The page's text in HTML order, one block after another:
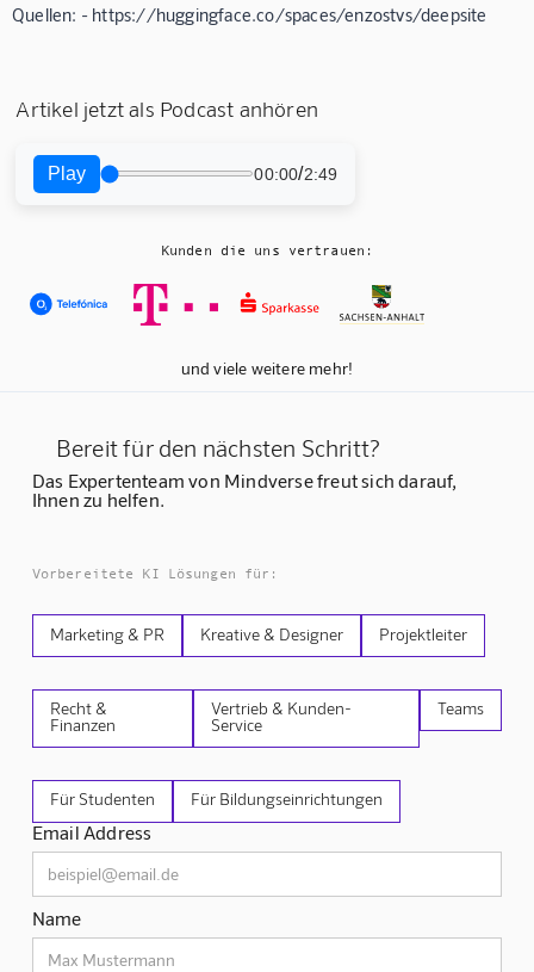
Quellen: - https://huggingface.co/spaces/enzostvs/deepsite
Artikel jetzt als Podcast anhören
Play 00:00/2:49
Kunden die uns vertrauen:
und viele weitere mehr!
Bereit für den nächsten Schritt?
Das Expertenteam von Mindverse freut sich darauf,
Ihnen zu helfen.
Vorbereitete KI Lösungen für:
Marketing & PR Kreative & Designer Projektleiter
Recht &
Finanzen
Vertrieb & Kunden-
Service
Teams
Für Studenten Für Bildungseinrichtungen
Email Address
Name